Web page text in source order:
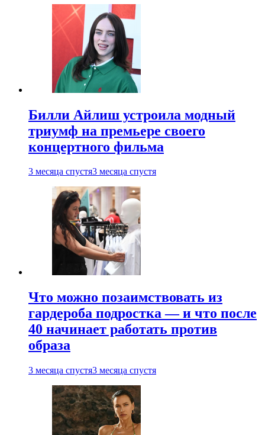
Билли Айлиш устроила модный
триумф на премьере своего
концертного фильма
3 месяца спустя3 месяца спустя
Что можно позаимствовать из
гардероба подростка — и что после
40 начинает работать против
образа
3 месяца спустя3 месяца спустя